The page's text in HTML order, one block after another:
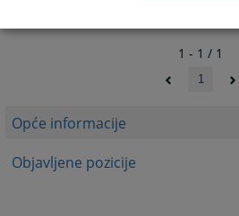
Opće informacije
Objavljene pozicije
1 - 1 / 1
1